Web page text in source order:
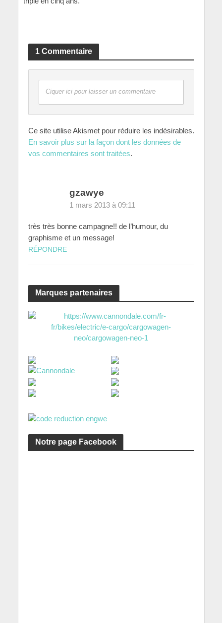
1 Commentaire
Ciquer ici pour laisser un commentaire
Ce site utilise Akismet pour réduire les indésirables.
En savoir plus sur la façon dont les données de
vos commentaires sont traitées.
gzawye
1 mars 2013 à 09:11
très très bonne campagne!! de l’humour, du
graphisme et un message!
RÉPONDRE
Marques partenaires
Notre page Facebook